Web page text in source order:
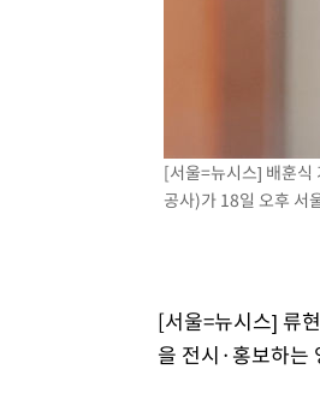
[속보]코스피, 301.88포
"여기 떨어졌다"…다누리,
손흥민, 5경기 연속골 실패
내일까지 39도 '펄펄'…기상
[서울=뉴시스] 배훈식
공사)가 18일 오후 서
[서울=뉴시스] 류
을 전시·홍보하는